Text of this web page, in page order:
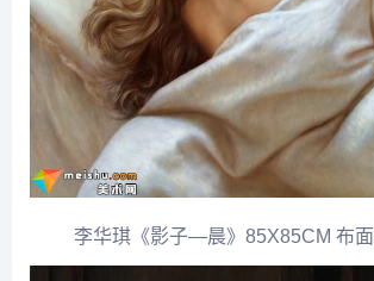
李华琪《影子—晨》85X85CM 布